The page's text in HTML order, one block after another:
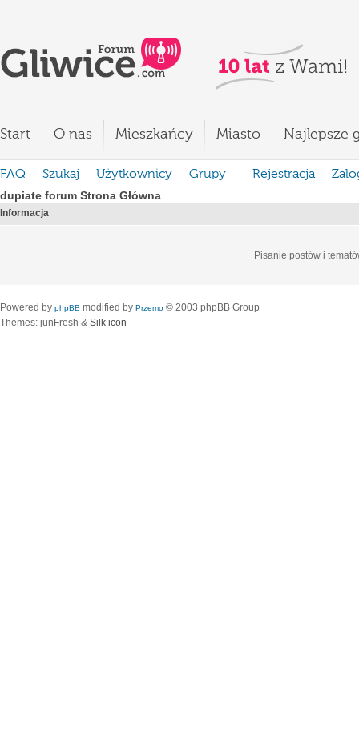
Start O nas Mieszkańcy Miasto Najlepsze
FAQ Szukaj Użytkownicy Grupy Rejestracja
dupiate forum Strona Główna
Informacja
Pisanie postów i
Powered by phpBB modified by Przemo © 2003 phpBB Group
Themes: junFresh & Silk icon